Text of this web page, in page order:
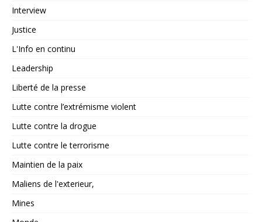
Interview
Justice
L'Info en continu
Leadership
Liberté de la presse
Lutte contre l’extrémisme violent
Lutte contre la drogue
Lutte contre le terrorisme
Maintien de la paix
Maliens de l'exterieur,
Mines